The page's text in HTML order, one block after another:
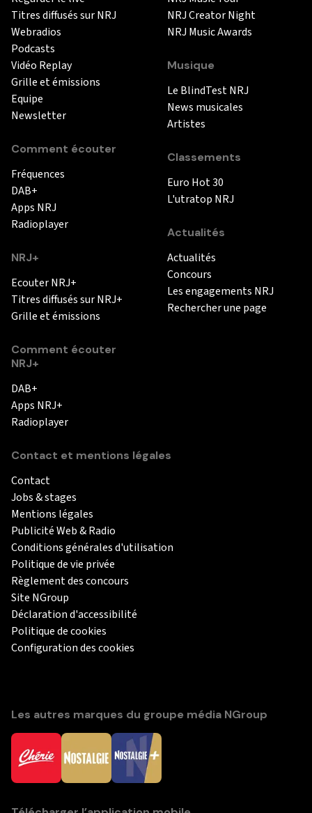
Titres diffusés sur NRJ
Webradios
Podcasts
Vidéo Replay
Grille et émissions
Equipe
Newsletter
Comment écouter
Fréquences
DAB+
Apps NRJ
Radioplayer
NRJ+
Ecouter NRJ+
Titres diffusés sur NRJ+
Grille et émissions
Comment écouter
NRJ+
DAB+
Apps NRJ+
Radioplayer
NRJ Creator Night
NRJ Music Awards
Musique
Le BlindTest NRJ
News musicales
Artistes
Classements
Euro Hot 30
L'utratop NRJ
Actualités
Actualités
Concours
Les engagements NRJ
Rechercher une page
Contact et mentions légales
Contact
Jobs & stages
Mentions légales
Publicité Web & Radio
Conditions générales d'utilisation
Politique de vie privée
Règlement des concours
Site NGroup
Déclaration d'accessibilité
Politique de cookies
Configuration des cookies
Les autres marques du groupe média NGroup